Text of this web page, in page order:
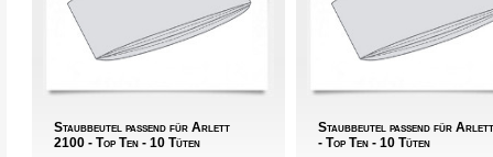
Staubbeutel passend für Arlett
2100 - Top Ten - 10 Tüten
Staubbeutel passend für
- Top Ten - 10 Tüten